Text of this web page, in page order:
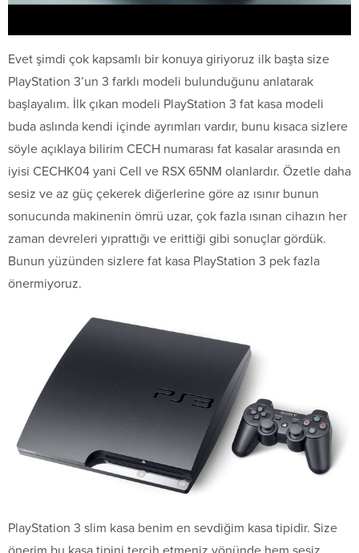
Evet şimdi çok kapsamlı bir konuya giriyoruz ilk başta size
PlayStation 3’un 3 farklı modeli bulunduğunu anlatarak
başlayalım. İlk çıkan modeli PlayStation 3 fat kasa modeli
buda aslında kendi içinde ayrımları vardır, bunu kısaca sizlere
söyle açıklaya bilirim CECH numarası fat kasalar arasında en
iyisi CECHK04 yani Cell ve RSX 65NM olanlardır. Özetle daha
sesiz ve az güç çekerek diğerlerine göre az ısınır bunun
sonucunda makinenin ömrü uzar, çok fazla ısınan cihazın her
zaman devreleri yıprattığı ve erittiği gibi sonuçlar gördük.
Bunun yüzünden sizlere fat kasa PlayStation 3 pek fazla
önermiyoruz.
PlayStation 3 slim kasa benim en sevdiğim kasa tipidir. Size